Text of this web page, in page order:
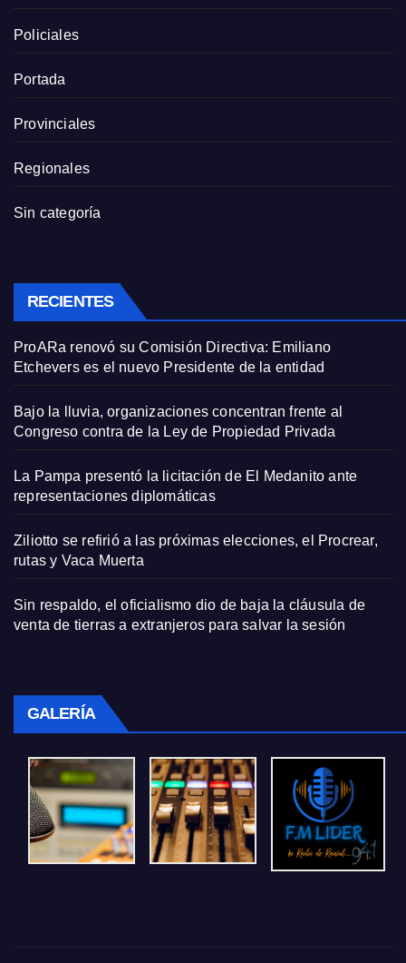
Policiales
Portada
Provinciales
Regionales
Sin categoría
RECIENTES
ProARa renovó su Comisión Directiva: Emiliano
Etchevers es el nuevo Presidente de la entidad
Bajo la lluvia, organizaciones concentran frente al
Congreso contra de la Ley de Propiedad Privada
La Pampa presentó la licitación de El Medanito ante
representaciones diplomáticas
Ziliotto se refirió a las próximas elecciones, el Procrear,
rutas y Vaca Muerta
Sin respaldo, el oficialismo dio de baja la cláusula de
venta de tierras a extranjeros para salvar la sesión
GALERÍA